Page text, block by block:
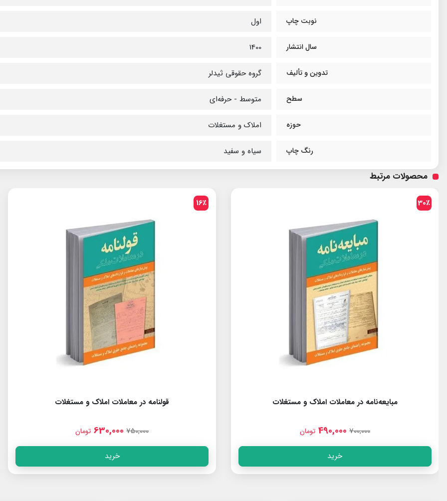
نوبت چاپ اول
سال انتشار 1400
تدوین و تألیف گروه حقوقی ثیدلر
سطح متوسط - حرفه‌ای
حوزه املاک و مستغلات
رنگ چاپ سیاه و سفید
محصولات مرتبط
30٪
مبایعه‌نامه در معاملات املاک و مستغلات
700,000
490,000 تومان
خرید
16٪
قولنامه در معاملات املاک و مستغلات
750,000
630,000 تومان
خرید